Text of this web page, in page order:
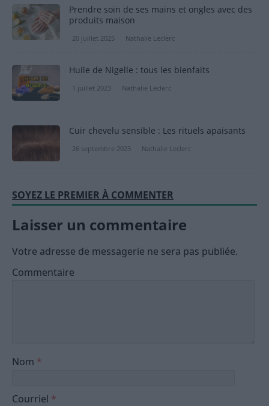
Prendre soin de ses mains et ongles avec des
produits maison
20 juillet 2025 Nathalie Leclerc
Huile de Nigelle : tous les bienfaits
1 juillet 2023 Nathalie Leclerc
Cuir chevelu sensible : Les rituels apaisants
26 septembre 2023 Nathalie Leclerc
SOYEZ LE PREMIER À COMMENTER
Laisser un commentaire
Votre adresse de messagerie ne sera pas publiée.
Commentaire
Nom *
Courriel *